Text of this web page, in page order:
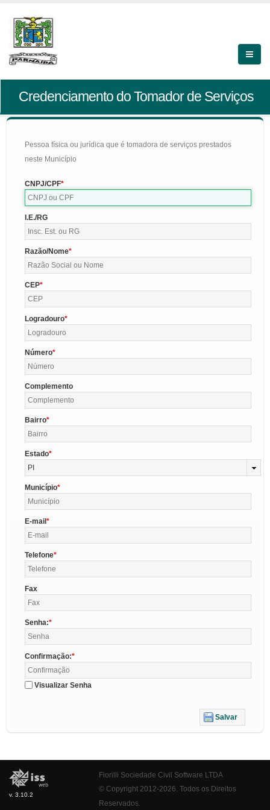
Credenciamento do Tomador de Serviços
Pessoa física ou jurídica que é tomadora de serviços prestados
neste Município
CNPJ/CPF
I.E./RG
Razão/Nome
CEP
Logradouro
Número
Complemento
Bairro
Estado
PI
Município
E-mail
Telefone
Fax
Senha:
Confirmação:
Visualizar Senha
Salvar
v. 3.10.2
Fiorilli Sociedade Civil Software LTDA
© Copyright 2012-2026. Todos os Direitos
Reservados.